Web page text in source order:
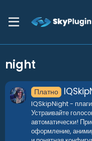
night
Платно
IQSkipNight -
Устраивайте
автоматически!
оформление,